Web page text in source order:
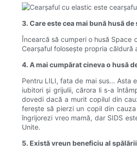
3. Care este cea mai bună husă
Încearcă să cumperi o husă Space
Cearșaful folosește propria
4. A mai cumpărat cineva o husă
Pentru LILI, fata de mai sus... Asta
iubitori și grijulii, cărora li s-a
dovedi dacă a murit copilul din
ferește să pierzi un copil din
îngrijorezi vreo mamă, dar SIDS
Unite.
5. Există vreun beneficiu al